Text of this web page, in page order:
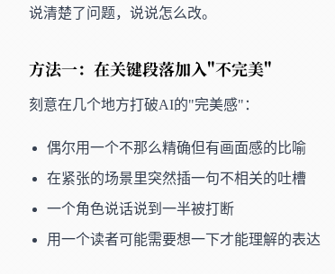
说清楚了问题，说说怎么改。
方法一：在关键段落加入"不完美"
刻意在几个地方打破AI的"完美感"：
偶尔用一个不那么精确但有画面感的比喻
在紧张的场景里突然插一句不相关的吐槽
一个角色说话说到一半被打断
用一个读者可能需要想一下才能理解的表达